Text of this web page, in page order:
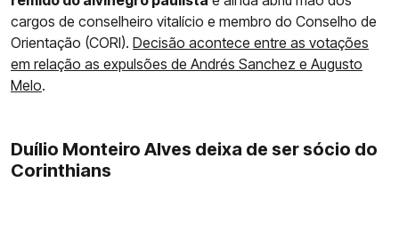
cargos de conselheiro vitalício e membro do Conselho de
Orientação (CORI). Decisão acontece entre as votações
em relação as expulsões de Andrés Sanchez e Augusto
Melo.
Duílio Monteiro Alves deixa de ser sócio do
Corinthians